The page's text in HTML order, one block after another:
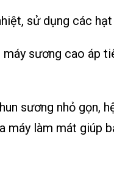
sử dụng các
sương cao áp
sương nhỏ gọn,
làm mát giúp